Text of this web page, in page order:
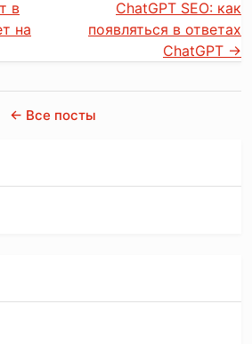
в
на
ChatGPT SEO: как
появляться в ответах
ChatGPT →
← Все посты